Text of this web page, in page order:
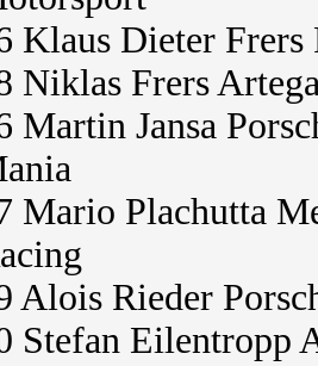
Klaus Dieter Frers
Niklas Frers
Martin Jansa
Mario Plachutta
Alois Rieder
Stefan Eilentropp